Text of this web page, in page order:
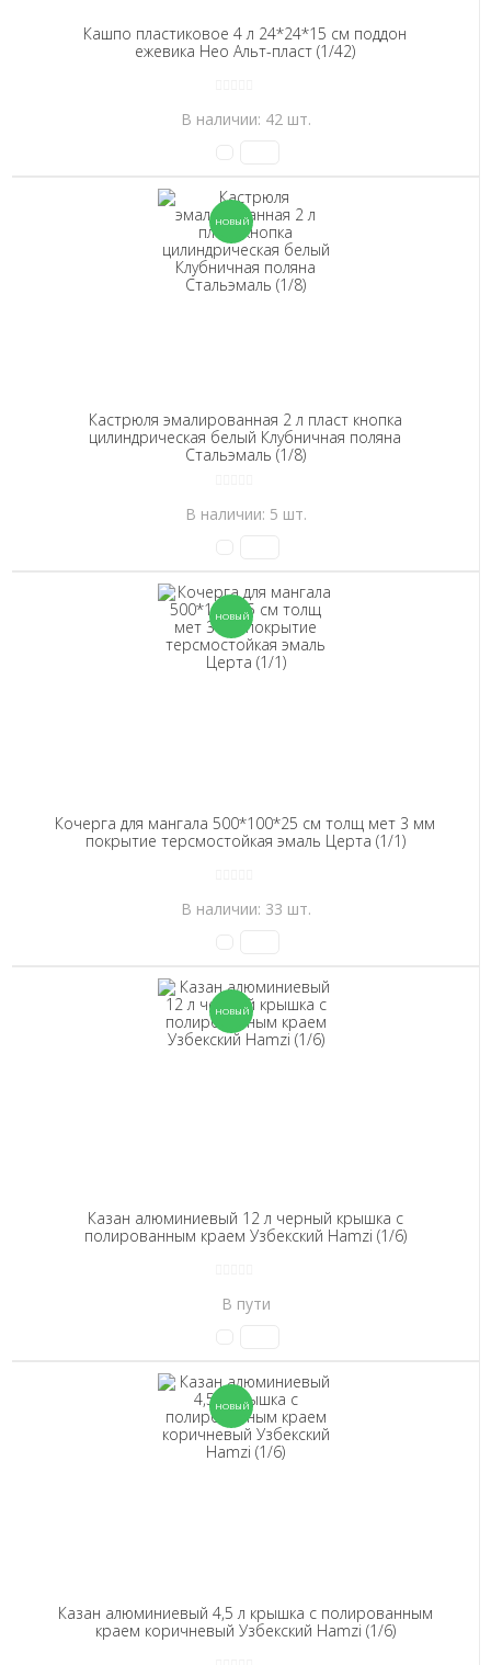
Кашпо пластиковое 4 л 24*24*15 см поддон
ежевика Нео Альт-пласт (1/42)
В наличии: 42 шт.
Кастрюля эмалированная 2 л пласт кнопка
цилиндрическая белый Клубничная поляна
Стальэмаль (1/8)
В наличии: 5 шт.
Кочерга для мангала 500*100*25 см толщ мет 3 мм
покрытие терсмостойкая эмаль Церта (1/1)
В наличии: 33 шт.
Казан алюминиевый 12 л черный крышка с
полированным краем Узбекский Hamzi (1/6)
В пути
Казан алюминиевый 4,5 л крышка с полированным
краем коричневый Узбекский Hamzi (1/6)